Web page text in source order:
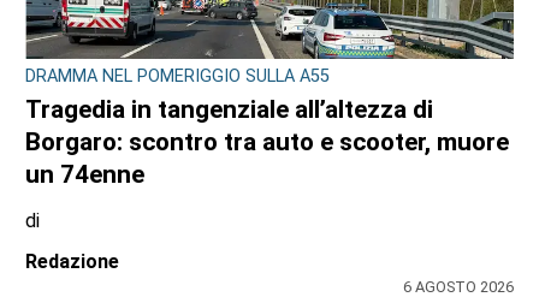
DRAMMA NEL POMERIGGIO SULLA A55
Tragedia in tangenziale all’altezza di
Borgaro: scontro tra auto e scooter, muore
un 74enne
di
Redazione
6 AGOSTO 2026